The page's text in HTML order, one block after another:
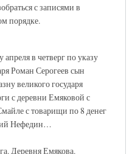
с записями в
порядке.
апреля в четверг по указу
Роман Серогеев сын
великого государя
с деревни Емяковой с
с товарищи по 8 денег
Нефедин…
Деревня Емякова.